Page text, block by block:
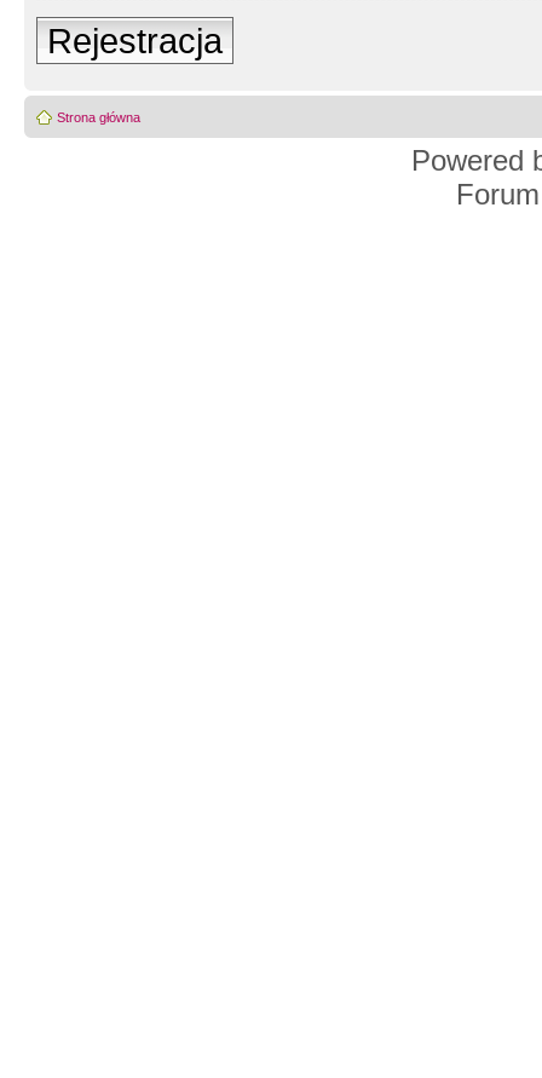
Rejestracja
Strona główna
Powered